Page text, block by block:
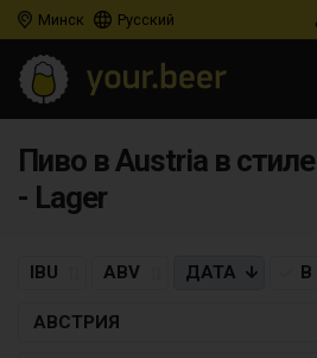
Минск Русский
Пиво в Austria в
- Lager
IBU ABV ДАТА
АВСТРИЯ